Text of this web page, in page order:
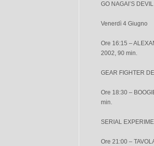
GO NAGAI’S
Venerdì 4 Giugno
Ore 16:15 –
2002, 90 min.
GEAR FIGHTER
Ore 18:30 –
min.
SERIAL
Ore 21:00 –